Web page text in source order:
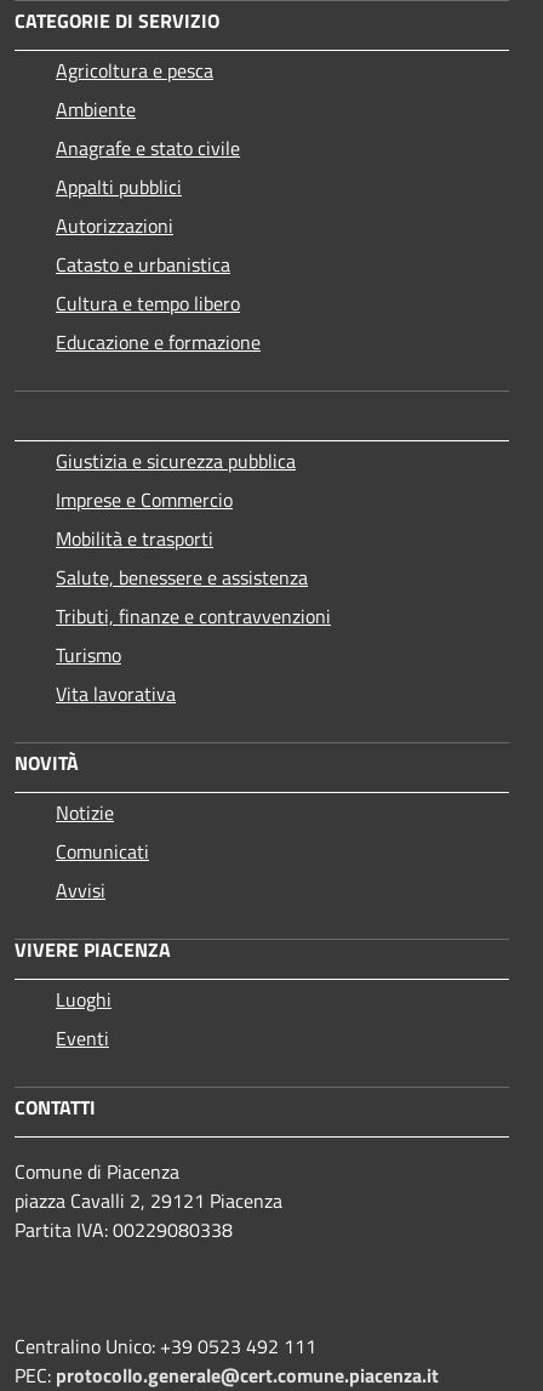
CATEGORIE DI SERVIZIO
Agricoltura e pesca
Ambiente
Anagrafe e stato civile
Appalti pubblici
Autorizzazioni
Catasto e urbanistica
Cultura e tempo libero
Educazione e formazione
Giustizia e sicurezza pubblica
Imprese e Commercio
Mobilità e trasporti
Salute, benessere e assistenza
Tributi, finanze e contravvenzioni
Turismo
Vita lavorativa
NOVITÀ
Notizie
Comunicati
Avvisi
VIVERE PIACENZA
Luoghi
Eventi
CONTATTI
Comune di Piacenza
piazza Cavalli 2, 29121 Piacenza
Partita IVA: 00229080338
Centralino Unico: +39 0523 492 111
PEC: protocollo.generale@cert.comune.piacenza.it